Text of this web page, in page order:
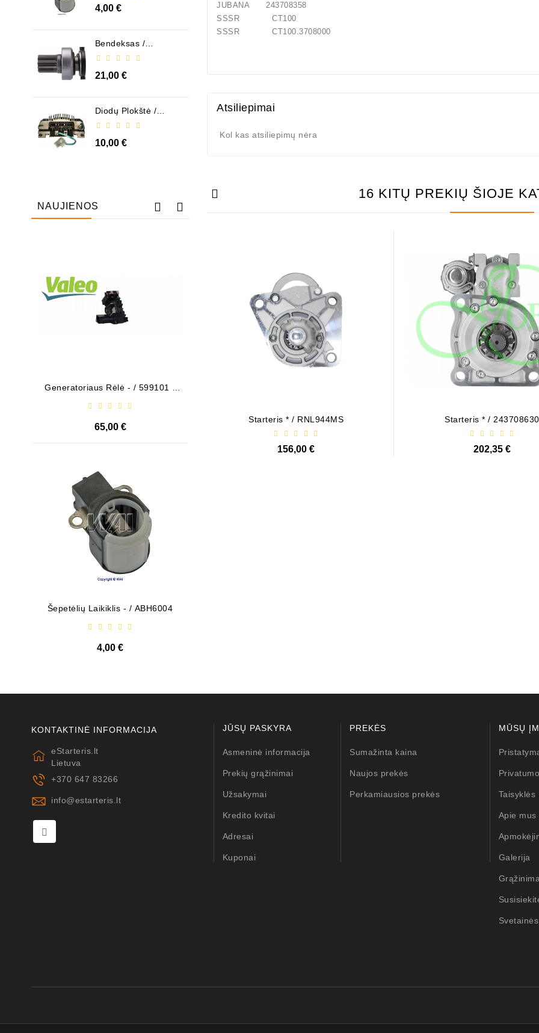
4,00 €
Bendeksas /
21,00 €
Diodų Plokštė /
10,00 €
NAUJIENOS
Generatoriaus Rėlė - / 599101 (
65,00 €
Šepetėlių Laikiklis - / ABH6004
4,00 €
JUBANA 243708358
SSSR СТ100
SSSR СТ100.3708000
Atsiliepimai
Kol kas atsiliepimų nėra
16 KITŲ PREKIŲ ŠIOJE
Starteris * / RNL944MS
156,00 €
Starteris * / 243708630
202,35 €
KONTAKTINĖ INFORMACIJA
eStarteris.lt
Lietuva
+370 647 83266
info@estarteris.lt
JŪSŲ PASKYRA
Asmeninė informacija
Prekių grąžinimai
Užsakymai
Kredito kvitai
Adresai
Kuponai
PREKĖS
Sumažinta kaina
Naujos prekės
Perkamiausios prekės
MŪSŲ
Taisyklės
Apie mus
Galerija